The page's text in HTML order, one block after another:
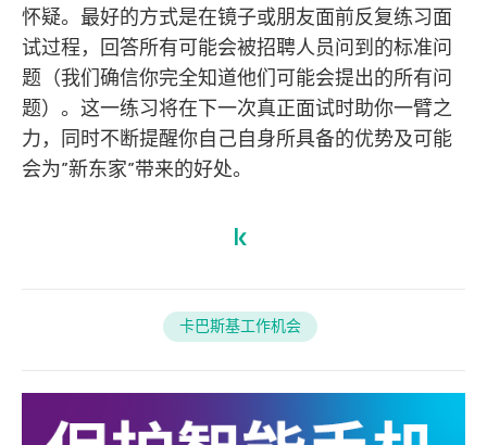
怀疑。最好的方式是在镜子或朋友面前反复练习面
试过程，回答所有可能会被招聘人员问到的标准问
题（我们确信你完全知道他们可能会提出的所有问
题）。这一练习将在下一次真正面试时助你一臂之
力，同时不断提醒你自己自身所具备的优势及可能
会为”新东家”带来的好处。
卡巴斯基工作机会